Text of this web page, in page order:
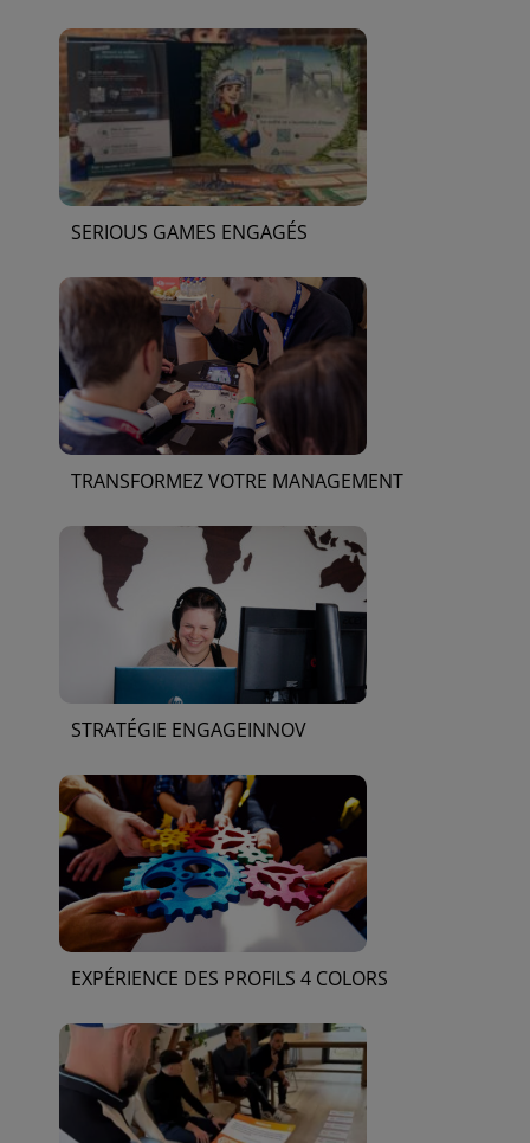
SERIOUS GAMES ENGAGÉS
TRANSFORMEZ VOTRE MANAGEMENT
STRATÉGIE ENGAGEINNOV
EXPÉRIENCE DES PROFILS 4 COLORS